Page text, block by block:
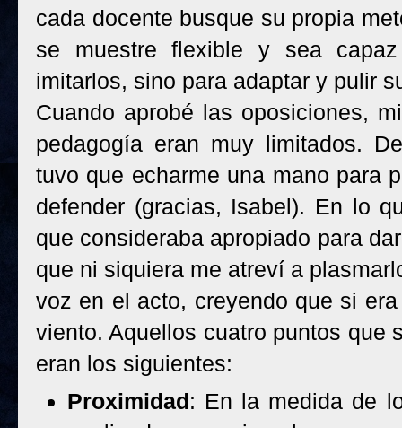
cada docente busque su propia
se muestre flexible y sea
imitarlos, sino para adaptar y pulir
Cuando aprobé las oposiciones,
pedagogía eran muy limitados.
tuvo que echarme una mano para
defender (gracias, Isabel). En lo
que consideraba apropiado para
que ni siquiera me atreví a
voz en el acto, creyendo que si
viento. Aquellos cuatro puntos que
eran los siguientes:
Proximidad: En la medida de